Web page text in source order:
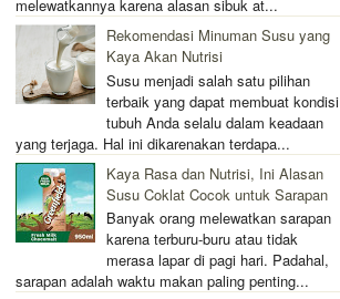
melewatkannya karena alasan sibuk at...
Rekomendasi Minuman Susu yang
Kaya Akan Nutrisi
Susu menjadi salah satu pilihan
terbaik yang dapat membuat kondisi
tubuh Anda selalu dalam keadaan
yang terjaga. Hal ini dikarenakan terdapa...
Kaya Rasa dan Nutrisi, Ini Alasan
Susu Coklat Cocok untuk Sarapan
Banyak orang melewatkan sarapan
karena terburu-buru atau tidak
merasa lapar di pagi hari. Padahal,
sarapan adalah waktu makan paling penting...